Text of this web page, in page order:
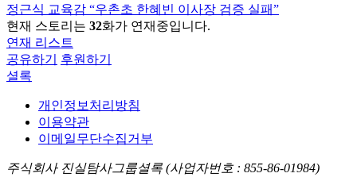
정근식 교육감 “우촌초 한혜빈 이사장 검증 실패”
현재 스토리는 32화가 연재중입니다.
연재 리스트
공유하기
후원하기
셜록
개인정보처리방침
이용약관
이메일무단수집거부
주식회사 진실탐사그룹셜록 (사업자번호 : 855-86-01984)